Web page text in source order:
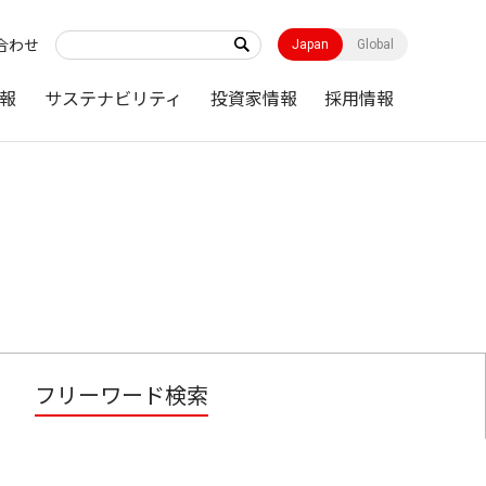
わせ Japan Global
サステナビリティ 投資家情報 採用情報
フリーワード検索